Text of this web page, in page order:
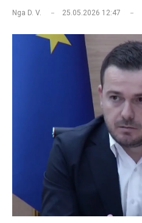
Nga D. V. 25.05.2026 12:47